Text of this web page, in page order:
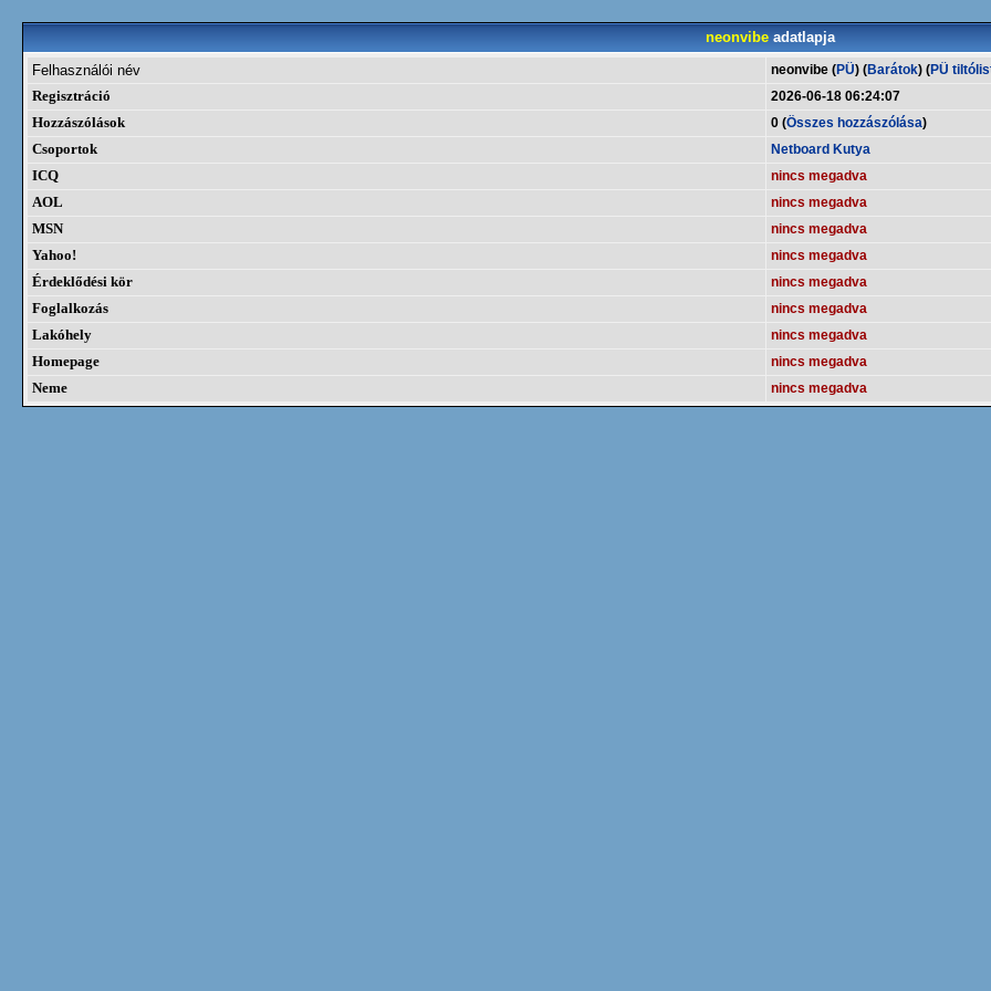
neonvibeadatlapja
Felhasználói név
neonvibe (PÜ) (Barátok) (PÜ
Regisztráció
2026-06-18 06:24:07
Hozzászólások
0 (Összes hozzászólása)
Csoportok
Netboard Kutya
ICQ
nincs megadva
AOL
nincs megadva
MSN
nincs megadva
Yahoo!
nincs megadva
Érdeklődési kör
nincs megadva
Foglalkozás
nincs megadva
Lakóhely
nincs megadva
Homepage
nincs megadva
Neme
nincs megadva